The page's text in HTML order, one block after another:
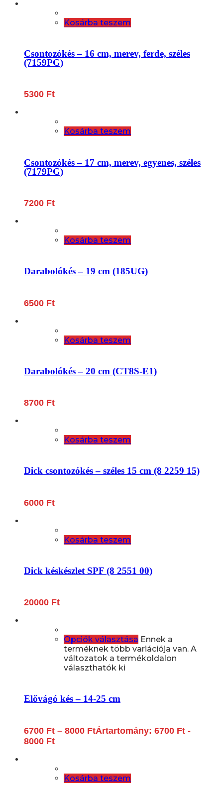
Kosárba teszem
Csontozókés – 16 cm, merev, ferde, széles
(7159PG)
5300 Ft
Kosárba teszem
Csontozókés – 17 cm, merev, egyenes, széles
(7179PG)
7200 Ft
Kosárba teszem
Darabolókés – 19 cm (185UG)
6500 Ft
Kosárba teszem
Darabolókés – 20 cm (CT8S-E1)
8700 Ft
Kosárba teszem
Dick csontozókés – széles 15 cm (8 2259 15)
6000 Ft
Kosárba teszem
Dick késkészlet SPF (8 2551 00)
20000 Ft
Opciók választása Ennek a
terméknek több variációja van. A
változatok a termékoldalon
választhatók ki
Elővágó kés – 14-25 cm
6700 Ft – 8000 FtÁrtartomány: 6700 Ft -
8000 Ft
Kosárba teszem